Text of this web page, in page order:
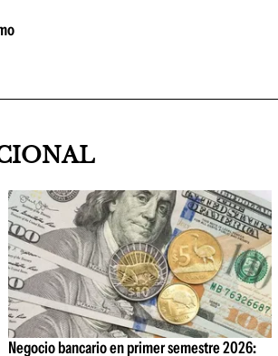
Negocio bancario en primer semestre 2026: